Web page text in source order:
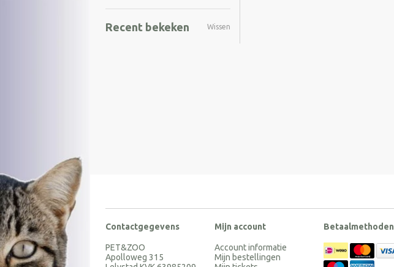
Recent bekeken Wissen
Contactgegevens
PET&ZOO
Apolloweg 315
Mijn account
Account informatie
Mijn bestellingen
Betaalmethoden